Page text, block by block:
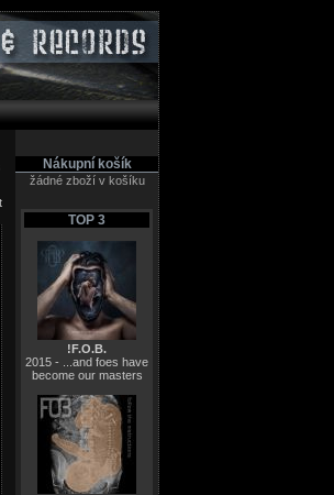
Nákupní košík
žádné zboží v košíku
TOP 3
!F.O.B.
2015 - ...and foes have
become our masters